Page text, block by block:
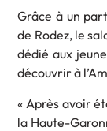
Grâce à un
de Rodez, le
dédié aux
découvrir à
« Après avoir
la Haute-